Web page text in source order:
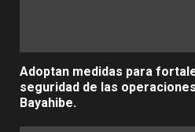
Adoptan medidas para
seguridad de las
Bayahibe.